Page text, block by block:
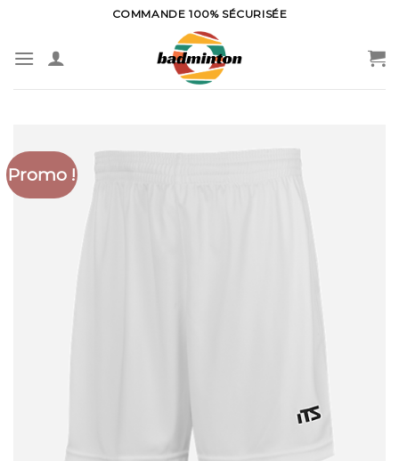
content
COMMANDE 100% SÉCURISÉE
Promo !